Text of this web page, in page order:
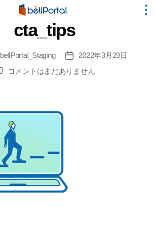
cta_tips
bellPortal_Staging
投
稿
日
2022年3月29日
cta_tips
コメントはまだありません